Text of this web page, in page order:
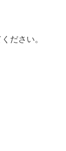
ださい。